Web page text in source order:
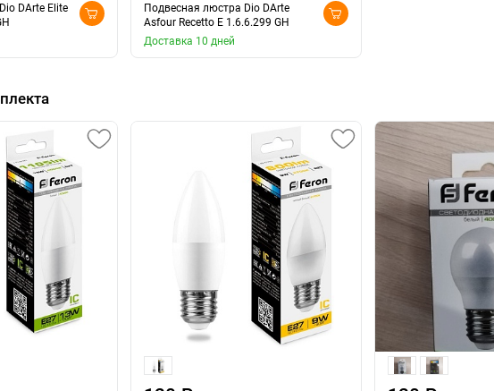
DArte Elite
Подвесная люстра Dio DArte
Asfour Recetto E 1.6.6.299 GH
Доставка 10 дней